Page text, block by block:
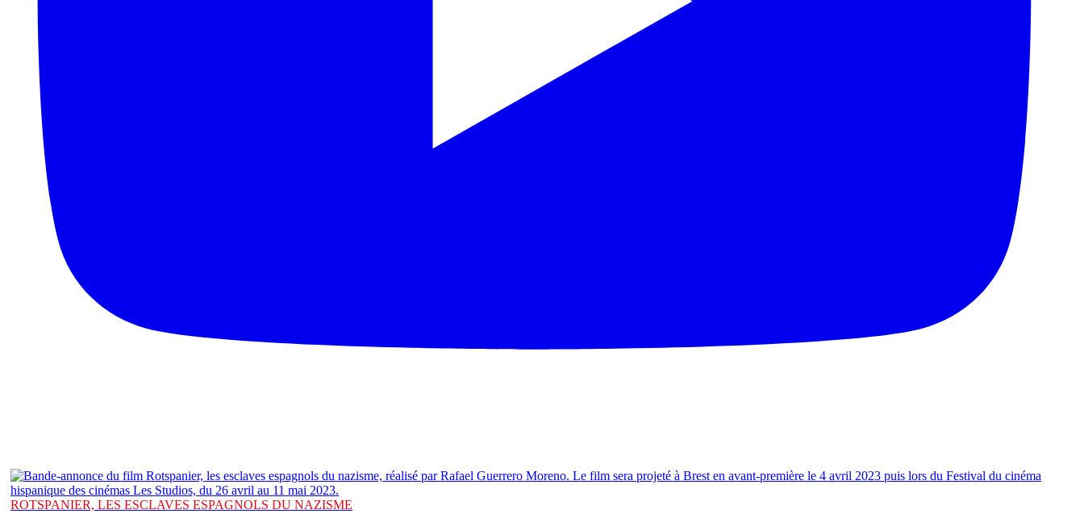
ROTSPANIER, LES ESCLAVES ESPAGNOLS DU NAZISME